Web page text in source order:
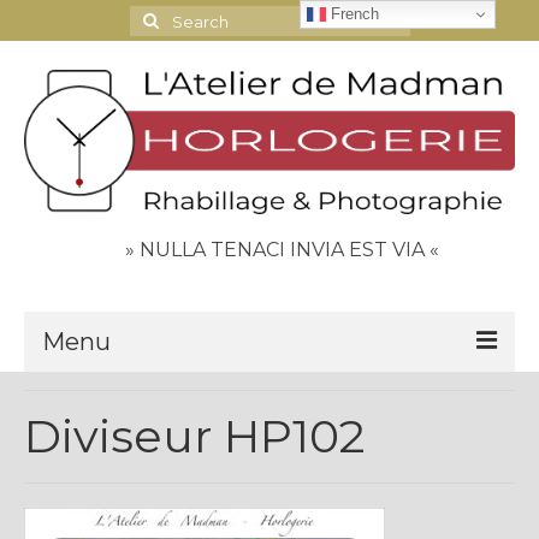
Search
for:
» NULLA TENACI INVIA EST VIA «
Menu
Contact
Espace Clients
Diviseur HP102
French